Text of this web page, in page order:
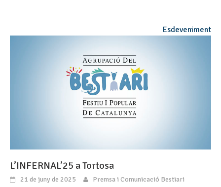
Esdeveniment
L’INFERNAL’25 a Tortosa
21 de juny de 2025 Premsa i Comunicació Bestiari